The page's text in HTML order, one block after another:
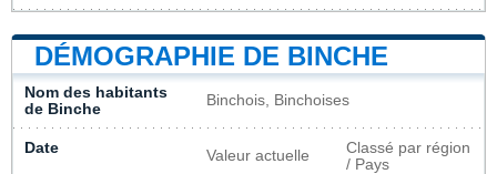
DÉMOGRAPHIE DE BINCHE
Nom des habitants
de Binche
Binchois, Binchoises
Date Valeur actuelle
Classé par région
/ Pays